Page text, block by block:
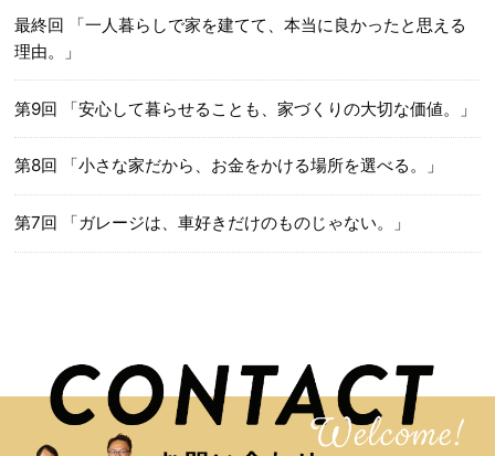
最終回 「一人暮らしで家を建てて、本当に良かったと思える
理由。」
第9回 「安心して暮らせることも、家づくりの大切な価値。」
第8回 「小さな家だから、お金をかける場所を選べる。」
第7回 「ガレージは、車好きだけのものじゃない。」